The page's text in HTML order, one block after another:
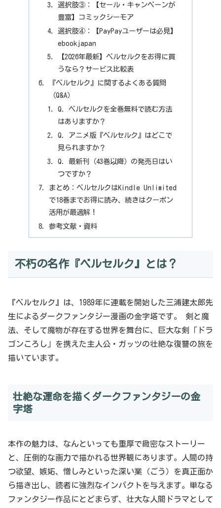
選択肢③：【セール・キャンペーンが
豊富】コミックシーモア
選択肢④：【PayPayユーザーは必見】
ebookjapan
【2026年最新】ベルセルクをお得に買
うなら？サービス比較表
『ベルセルク』に関するよくある質問
（Q&A）
Q. ベルセルクを全巻無料で読む方法
はありますか？
Q. アニメ版『ベルセルク』はどこで
見られますか？
Q. 最新刊（43巻以降）の発売日はい
つですか？
まとめ：ベルセルクはKindle Unlimited
で18巻までお得に読み、続きはクーポン
活用が最適解！
参考文献・資料
不朽の名作『ベルセルク』とは？
『ベルセルク』は、1989年に連載を開始した三浦建太郎先
生によるダークファンタジー漫画の金字塔です。 剣と魔
法、そして魔物が存在する世界を舞台に、巨大な剣「ドラ
ゴンころし」を携えた主人公・ガッツの壮絶な復讐の旅を
描いています。
壮絶な運命を描くダークファンタジーの金
字塔
本作の魅力は、なんといっても重厚で緻密なストーリー
と、圧倒的な画力で描かれる世界観にあります。人間の持
つ欲望、嫉妬、憎しみといった深い業（ごう）を真正面か
ら描き出し、読者に強烈なインパクトを与えます。単なる
ファンタジー作品にとどまらず、壮大な人間ドラマとして